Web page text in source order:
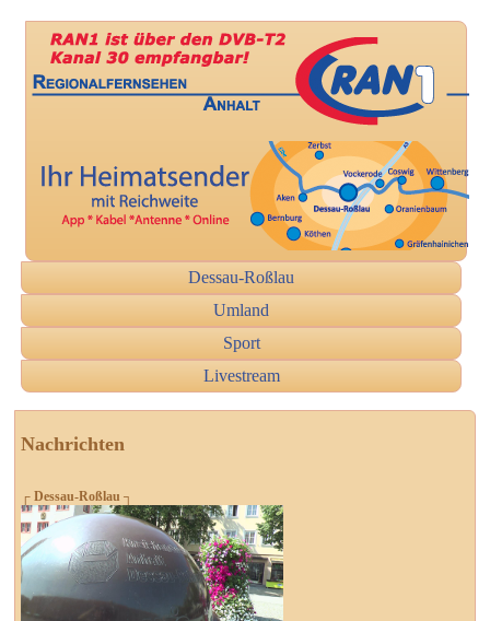
Dessau-Roßlau
Umland
Sport
Livestream
Nachrichten
┌ Dessau-Roßlau ┐